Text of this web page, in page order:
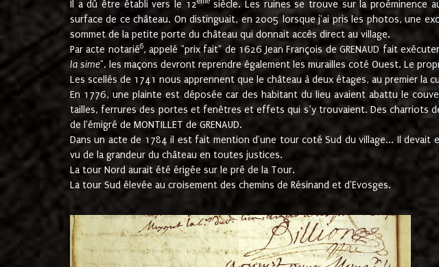
Il a dû être établi vers le 12
siècle. Les ruines se trouve sur la proéminence
surface de ce château. On distinguait, en 2005 lorsque j'ai pris les photos, une
sommet de la petite porte du château qui donnait accès direct au village.
Par acte notarié6, appelé "prix fait" de 1626 Jean François de GRENAUD fait
la sime". les maçons devront reprendre également les murailles coté Ouest. Le
Les scellés de 1741 nous apprennent que le château à deux étages, au premier la
En 1776, une plainte est déposée car des habitant du lieu avaient abattu le
tailles, ferrures des portes et fenêtres et effets qui s’y trouvaient. Des charriots
de l'émigré de MONTILLET de GRENAUD.
Dans un acte de 1784 il est fait mention d'une tour coté Sud du village... Il devait
vu de la grandeur du château en toutes justices.
La tour Nord aurait été érigée sur le pré de la Tour.
La tour Sud élevée au croisement des chemins de Résinand et d'Evosges.